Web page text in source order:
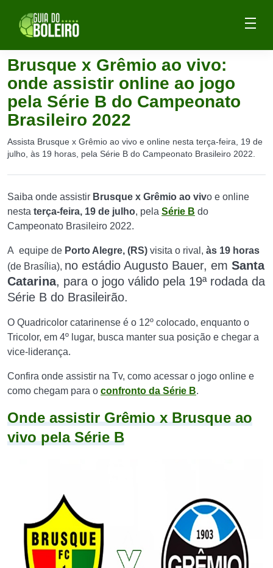
Brusque x Grêmio ao vivo:
onde assistir online ao jogo
pela Série B do Campeonato
Brasileiro 2022
Assista Brusque x Grêmio ao vivo e online nesta terça-feira, 19 de
julho, às 19 horas, pela Série B do Campeonato Brasileiro 2022.
Saiba onde assistir Brusque x Grêmio ao vivo e online
nesta terça-feira, 19 de julho, pela Série B do
Campeonato Brasileiro 2022.
A equipe de Porto Alegre, (RS) visita o rival, às 19 horas
(de Brasília), no estádio Augusto Bauer, em Santa
Catarina, para o jogo válido pela 19ª rodada da
Série B do Brasileirão.
O Quadricolor catarinense é o 12º colocado, enquanto o
Tricolor, em 4º lugar, busca manter sua posição e chegar a
vice-liderança.
Confira onde assistir na Tv, como acessar o jogo online e
como chegam para o confronto da Série B.
Onde assistir Grêmio x Brusque ao
vivo pela Série B